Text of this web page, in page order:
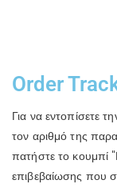
Order
Για να εντοπίσετε
τον αριθμό της
πατήστε το κουμπί
επιβεβαίωσης που